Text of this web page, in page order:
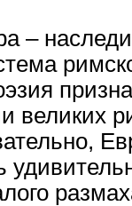
–
великих